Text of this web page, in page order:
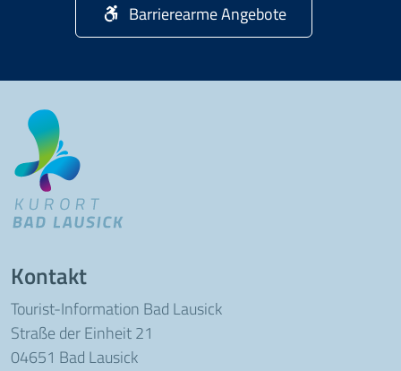
Barrierearme Angebote
Kontakt
Tourist-Information Bad Lausick
Straße der Einheit 21
04651 Bad Lausick